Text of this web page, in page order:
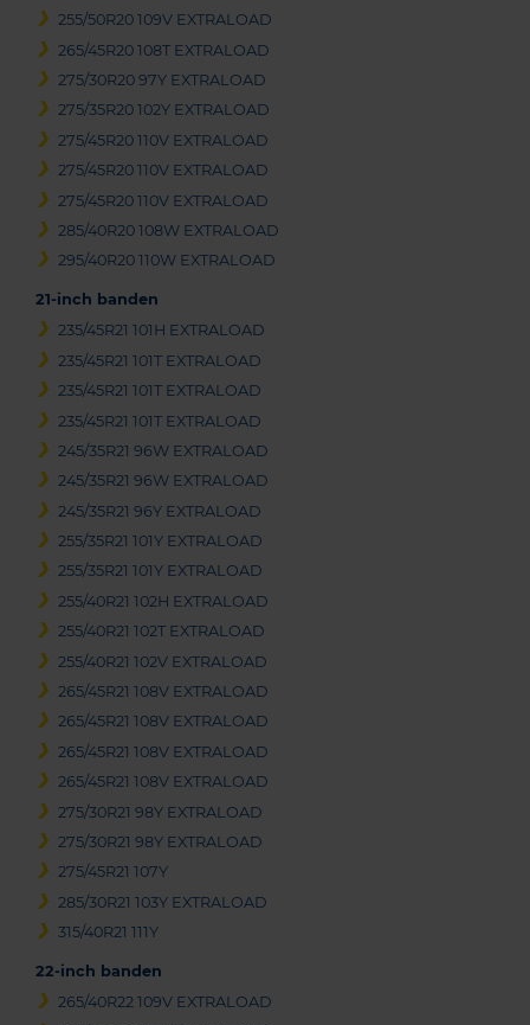
255/50R20 109V EXTRALOAD
265/45R20 108T EXTRALOAD
275/30R20 97Y EXTRALOAD
275/35R20 102Y EXTRALOAD
275/45R20 110V EXTRALOAD
275/45R20 110V EXTRALOAD
275/45R20 110V EXTRALOAD
285/40R20 108W EXTRALOAD
295/40R20 110W EXTRALOAD
21-inch banden
235/45R21 101H EXTRALOAD
235/45R21 101T EXTRALOAD
235/45R21 101T EXTRALOAD
235/45R21 101T EXTRALOAD
245/35R21 96W EXTRALOAD
245/35R21 96W EXTRALOAD
245/35R21 96Y EXTRALOAD
255/35R21 101Y EXTRALOAD
255/35R21 101Y EXTRALOAD
255/40R21 102H EXTRALOAD
255/40R21 102T EXTRALOAD
255/40R21 102V EXTRALOAD
265/45R21 108V EXTRALOAD
265/45R21 108V EXTRALOAD
265/45R21 108V EXTRALOAD
265/45R21 108V EXTRALOAD
275/30R21 98Y EXTRALOAD
275/30R21 98Y EXTRALOAD
275/45R21 107Y
285/30R21 103Y EXTRALOAD
315/40R21 111Y
22-inch banden
265/40R22 109V EXTRALOAD